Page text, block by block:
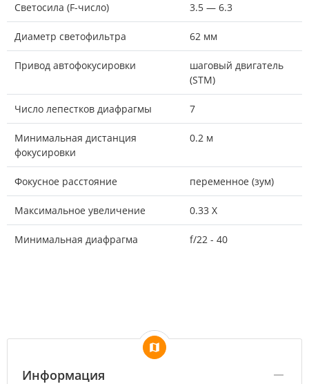
Светосила (F-число) 3.5 — 6.3
Диаметр светофильтра 62 мм
Привод автофокусировки
шаговый двигатель
(STM)
Число лепестков диафрагмы 7
Минимальная дистанция
фокусировки
0.2 м
Фокусное расстояние переменное (зум)
Максимальное увеличение 0.33 X
Минимальная диафрагма f/22 - 40
Информация